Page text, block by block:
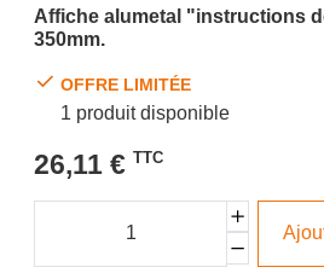
Affiche alumetal "instructions
350mm.
OFFRE LIMITÉE
1 produit disponible
26,11 € TTC